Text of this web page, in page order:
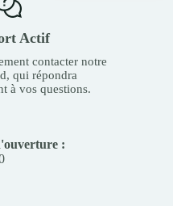
Actif
contacter notre
qui répondra
à vos questions.
: